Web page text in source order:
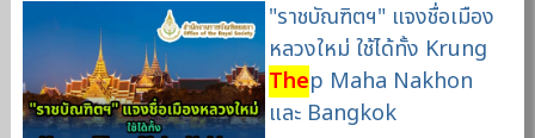
"ราชบัณฑิตฯ" แจงชื่อเมือง
หลวงใหม่ ใช้ได้ทั้ง Krung
Thep Maha Nakhon
และ Bangkok